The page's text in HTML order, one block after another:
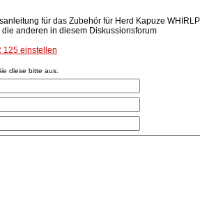
für das Zubehör für Herd Kapuze
anderen in diesem Diskussionsforum
125 einstellen
diese bitte aus.